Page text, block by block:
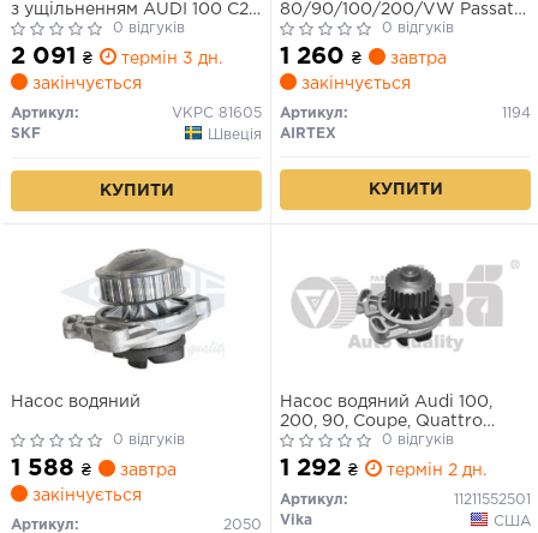
з ущільненням AUDI 100 C2,
100 C3, 200 C2, 200 C3, 80
B2, 80 B3, 90 B2, 90 B3,
COUPE B2, QUATTRO BMW
1502-2002 (E10) VW PASSAT
B2, SANTANA 1.9-2.3 02.68-
12.91
0 відгуків
2 091 ₴
термін 3 дн.
закінчується
Артикул:
VKPC 81605
SKF
Швеція
КУПИТИ
80/90/100/200/VW Passat
1.9-2.3 77-91
0 відгуків
1 260 ₴
завтра
закінчується
Артикул:
1194
AIRTEX
КУПИТИ
Насос водяний
0 відгуків
1 588 ₴
завтра
закінчується
Артикул:
2050
Насос водяний Audi 100,
200, 90, Coupe, Quattro
(11211552501) VIKA
0 відгуків
1 292 ₴ термін 2 дн.
Артикул:
11211552501
Vika
США